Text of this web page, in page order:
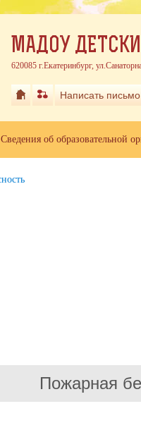
Пожарная
МАДОУ
620085 г.Екатеринбург,
Написать письмо
Сведения об образовательной